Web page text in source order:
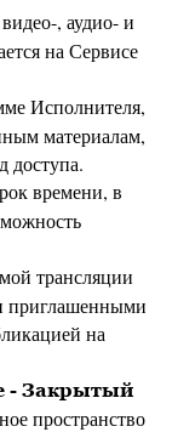
, аудио- и
на Сервисе
Исполнителя,
материалам,
доступа.
времени, в
трансляции
приглашенными
на
- Закрытый
пространство